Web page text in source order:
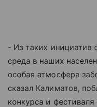
- Из таких инициатив
среда в наших
особая атмосфера
сказал Калиматов,
конкурса и